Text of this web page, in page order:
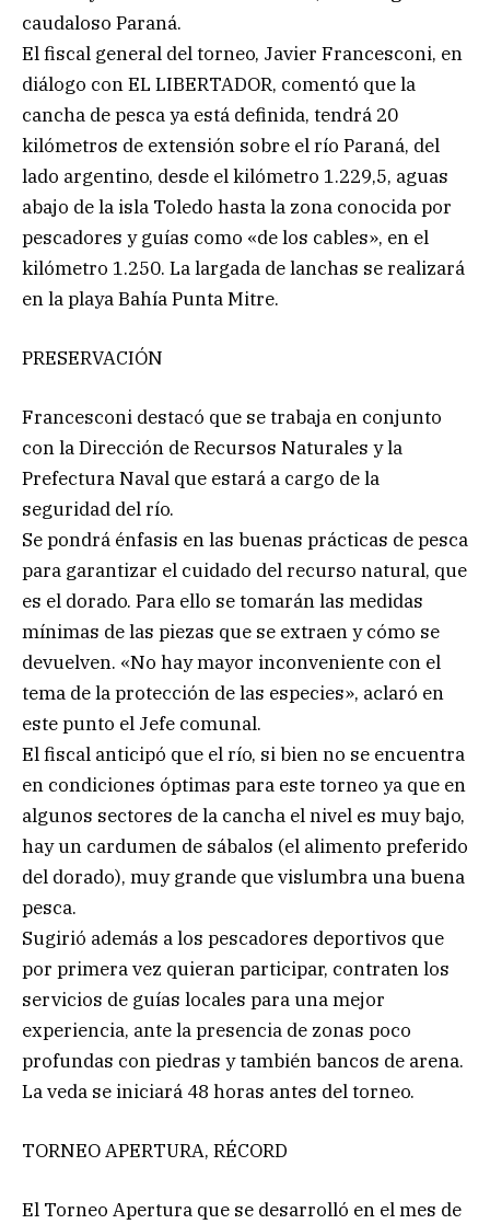
caudaloso Paraná.
El fiscal general del torneo, Javier Francesconi, en
diálogo con EL LIBERTADOR, comentó que la
cancha de pesca ya está definida, tendrá 20
kilómetros de extensión sobre el río Paraná, del
lado argentino, desde el kilómetro 1.229,5, aguas
abajo de la isla Toledo hasta la zona conocida por
pescadores y guías como «de los cables», en el
kilómetro 1.250. La largada de lanchas se realizará
en la playa Bahía Punta Mitre.
PRESERVACIÓN
Francesconi destacó que se trabaja en conjunto
con la Dirección de Recursos Naturales y la
Prefectura Naval que estará a cargo de la
seguridad del río.
Se pondrá énfasis en las buenas prácticas de pesca
para garantizar el cuidado del recurso natural, que
es el dorado. Para ello se tomarán las medidas
mínimas de las piezas que se extraen y cómo se
devuelven. «No hay mayor inconveniente con el
tema de la protección de las especies», aclaró en
este punto el Jefe comunal.
El fiscal anticipó que el río, si bien no se encuentra
en condiciones óptimas para este torneo ya que en
algunos sectores de la cancha el nivel es muy bajo,
hay un cardumen de sábalos (el alimento preferido
del dorado), muy grande que vislumbra una buena
pesca.
Sugirió además a los pescadores deportivos que
por primera vez quieran participar, contraten los
servicios de guías locales para una mejor
experiencia, ante la presencia de zonas poco
profundas con piedras y también bancos de arena.
La veda se iniciará 48 horas antes del torneo.
TORNEO APERTURA, RÉCORD
El Torneo Apertura que se desarrolló en el mes de